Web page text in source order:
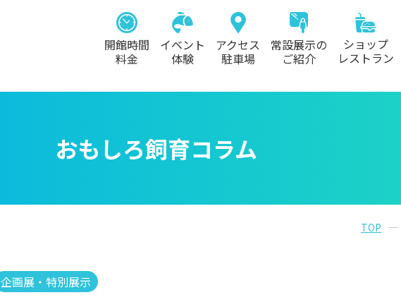
開館時間
料金
イベント
体験
アクセス
駐車場
常設展示の
ご紹介
ショップ
レストラン
おもしろ飼育コラム
TOP
企画展・特別展示